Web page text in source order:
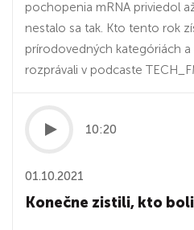
pochopenia mRNA priviedol
nestalo sa tak. Kto tento rok
prírodovedných kategóriách a
rozprávali v podcaste
10:20
01.10.2021
Konečne zistili, kto